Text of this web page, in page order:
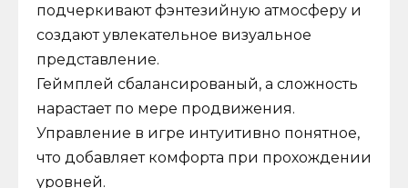
подчеркивают фэнтезийную атмосферу и
создают увлекательное визуальное
представление.
Геймплей сбалансированый, а сложность
нарастает по мере продвижения.
Управление в игре интуитивно понятное,
что добавляет комфорта при прохождении
уровней.